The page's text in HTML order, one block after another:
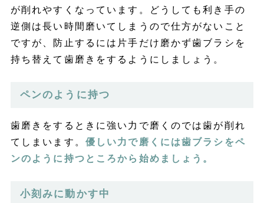
が削れやすくなっています。どうしても利き手の
逆側は長い時間磨いてしまうので仕方がないこと
ですが、防止するには片手だけ磨かず歯ブラシを
持ち替えて歯磨きをするようにしましょう。
ペンのように持つ
歯磨きをするときに強い力で磨くのでは歯が削れ
てしまいます。 優しい力で磨くには歯ブラシをペ
ンのように持つところから始めましょう。
小刻みに動かす中